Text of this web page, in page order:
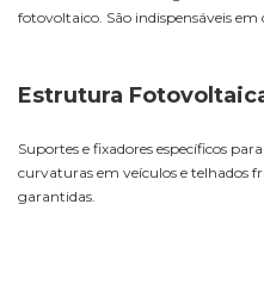
fotovoltaico. São indispensáveis
Estrutura
Suportes e fixadores específicos
curvaturas em veículos e telhados
garantidas.